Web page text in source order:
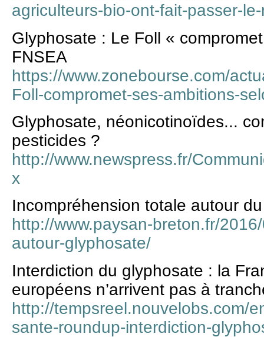
agriculteurs-bio-ont-fait-passer-
Glyphosate : Le Foll «
FNSEA
https://www.zonebourse.com/
Foll-compromet-ses-ambitions-
Glyphosate, néonicotinoïdes...
pesticides ?
http://www.newspress.fr/
x
Incompréhension totale autour
http://www.paysan-breton.fr/
autour-glyphosate/
Interdiction du glyphosate : la
européens n’arrivent pas à
http://tempsreel.nouvelobs.com/
sante-roundup-interdiction-